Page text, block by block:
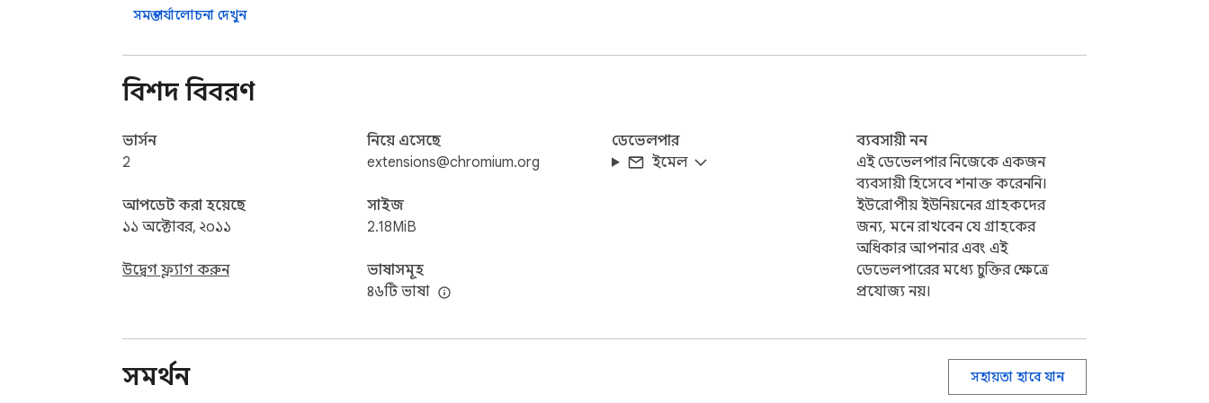
সমস্ত পর্যালোচনা দেখুন
বিশদ বিবরণ
ভার্সন
2
আপডেট করা হয়েছে
১১ অক্টোবর, ২০১১
উদ্বেগ ফ্ল্যাগ করুন
নিয়ে এসেছে
extensions@chromium.org
সাইজ
2.18MiB
ভাষাসমূহ
৪৬টি ভাষা
ডেভেলপার
ইমেল
ব্যবসায়ী নন
এই ডেভেলপার নিজেকে একজন
ব্যবসায়ী হিসেবে শনাক্ত করেননি।
ইউরোপীয় ইউনিয়নের গ্রাহকদের
জন্য, মনে রাখবেন যে গ্রাহকের
অধিকার আপনার এবং এই
ডেভেলপারের মধ্যে চুক্তির ক্ষেত্রে
প্রযোজ্য নয়।
সমর্থন সহায়তা হাবে যান